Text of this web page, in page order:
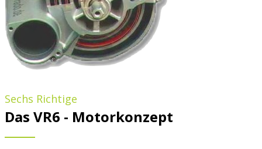
Sechs Richtige
Das VR6 - Motorkonzept